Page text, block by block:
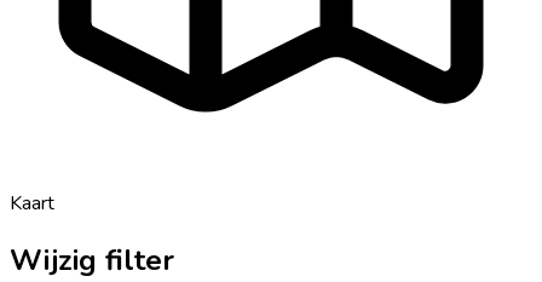
Kaart
Wijzig filter